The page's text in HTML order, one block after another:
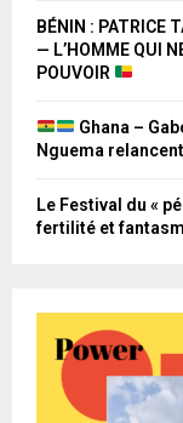
BÉNIN : PATRICE
— L’HOMME QUI
POUVOIR
Ghana –
Nguema
Le Festival du «
fertilité et